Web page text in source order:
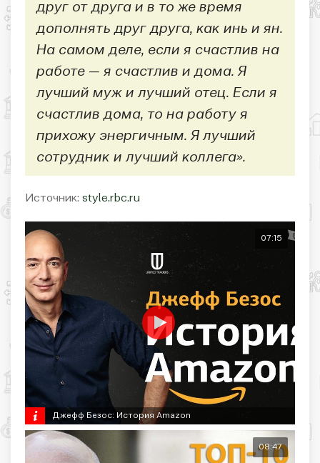
друг от друга и в то же время
дополнять друг друга, как инь и ян.
На самом деле, если я счастлив на
работе — я счастлив и дома. Я
лучший муж и лучший отец. Если я
счастлив дома, то на работу я
прихожу энергичным. Я лучший
сотрудник и лучший коллега».
Источник: style.rbc.ru
07:15
Джефф Безос: История Amazon
08:47